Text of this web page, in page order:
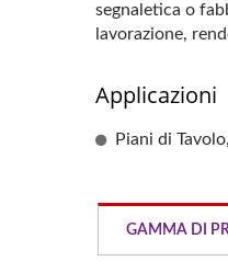
segnaletica o
lavorazione,
Applicazioni
Piani di
GAMMA DI